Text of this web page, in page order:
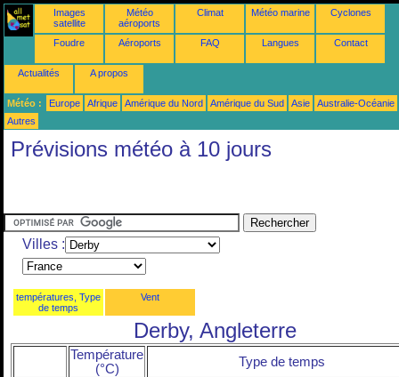
Images
satellite
Météo
aéroports
Climat Météo marine Cyclones
Foudre Aéroports FAQ Langues Contact
Actualités A propos
Météo : Europe Afrique Amérique du Nord Amérique du Sud Asie
Australie-Océanie
Autres
Prévisions météo à 10 jours
Villes :
températures, Type
de temps
Vent
Derby, Angleterre
Température
(°C)
Type de temps